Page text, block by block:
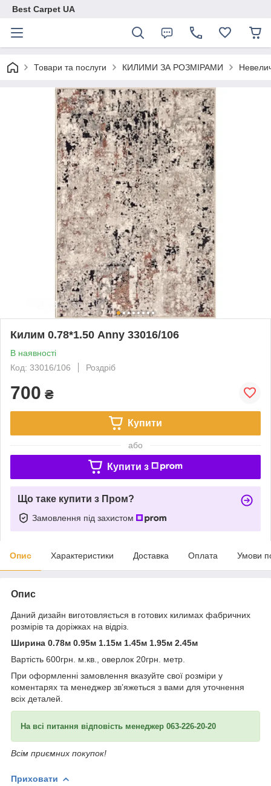
Best Carpet UA
Товари та послуги КИЛИМИ ЗА РОЗМІРАМИ
Килим 0.78*1.50 Anny 33016/106
В наявності
Код: 33016/106
Роздріб
700 ₴
Купити
або
Купити з
Що таке купити з Пром?
Замовлення під захистом
Опис Характеристики Доставка Оплата Умови
Опис
Даний дизайн виготовляється в готових килимах фабричних
розмірів та доріжках на відріз.
Ширина 0.78м 0.95м 1.15м 1.45м 1.95м 2.45м
Вартість 600грн. м.кв., оверлок 20грн. метр.
При оформленні замовлення вказуйте свої розміри у
коментарях та менеджер звʼяжеться з вами для уточнення
всіх деталей.
На всі питання відповість менеджер 063-226-20-20
Всім приємних покупок!
Приховати